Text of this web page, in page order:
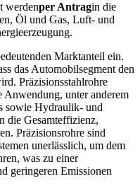
werdenper Antragin die
Öl und Gas, Luft- und
Marktanteil ein.
das Automobilsegment den
Präzisionsstahlrohre
unter anderem
sowie Hydraulik- und
die Gesamteffizienz,
Präzisionsrohre sind
unerlässlich, um dem
was zu einer
geringeren Emissionen